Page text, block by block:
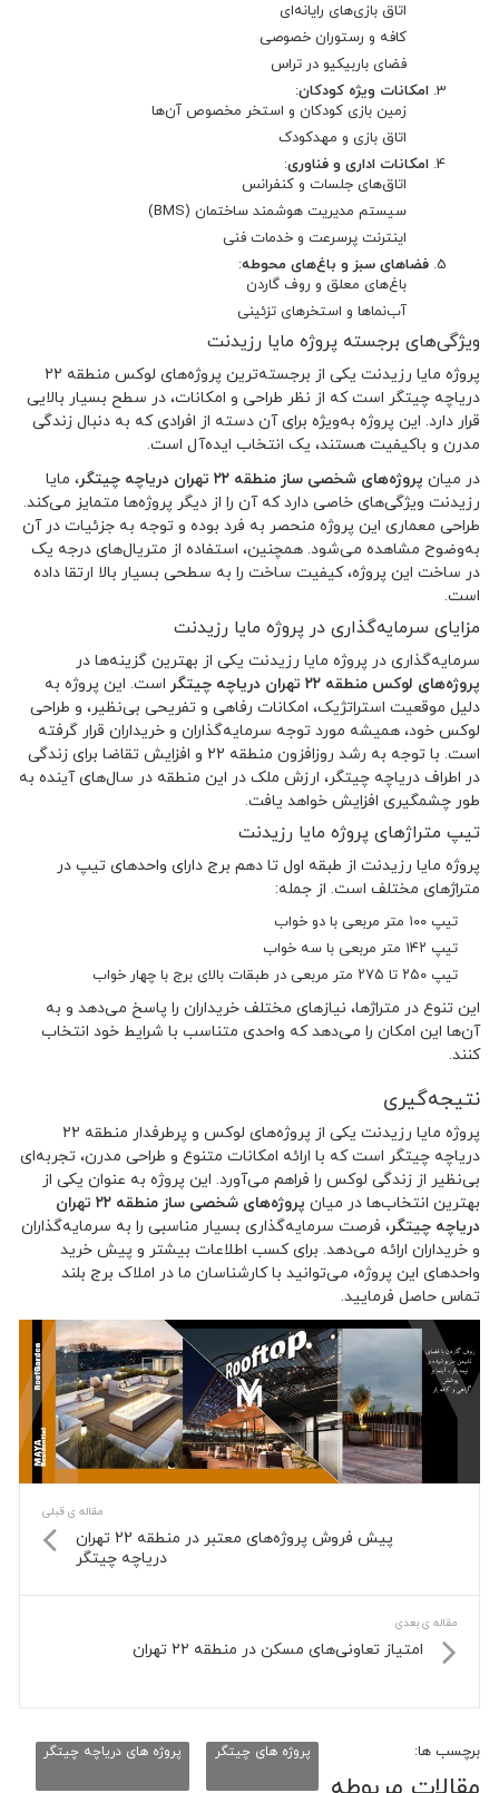
اتاق بازی‌های رایانه‌ای
کافه و رستوران خصوصی
فضای باربیکیو در تراس
امکانات ویژه کودکان:
زمین بازی کودکان و استخر مخصوص آن‌ها
اتاق بازی و مهدکودک
امکانات اداری و فناوری:
اتاق‌های جلسات و کنفرانس
سیستم مدیریت هوشمند ساختمان (BMS)
اینترنت پرسرعت و خدمات فنی
فضاهای سبز و باغ‌های محوطه:
باغ‌های معلق و روف گاردن
آب‌نماها و استخرهای تزئینی
ویژگی‌های برجسته پروژه مایا رزیدنت
پروژه مایا رزیدنت یکی از برجسته‌ترین پروژه‌های لوکس منطقه ۲۲
دریاچه چیتگر است که از نظر طراحی و امکانات، در سطح بسیار بالایی
قرار دارد. این پروژه به‌ویژه برای آن دسته از افرادی که به دنبال زندگی
مدرن و باکیفیت هستند، یک انتخاب ایده‌آل است.
در میانپروژه‌های شخصی ساز منطقه ۲۲ تهران دریاچه چیتگر
، مایا
رزیدنت ویژگی‌های خاصی دارد که آن را از دیگر پروژه‌ها متمایز می‌کند.
طراحی معماری این پروژه منحصر به فرد بوده و توجه به جزئیات در آن
به‌وضوح مشاهده می‌شود. همچنین، استفاده از متریال‌های درجه یک
در ساخت این پروژه، کیفیت ساخت را به سطحی بسیار بالا ارتقا داده
است.
مزایای سرمایه‌گذاری در پروژه مایا رزیدنت
سرمایه‌گذاری در پروژه مایا رزیدنت یکی از بهترین گزینه‌ها در
پروژه‌های لوکس منطقه ۲۲ تهران دریاچه چیتگر
است. این پروژه به
دلیل موقعیت استراتژیک، امکانات رفاهی و تفریحی بی‌نظیر، و طراحی
لوکس خود، همیشه مورد توجه سرمایه‌گذاران و خریداران قرار گرفته
است. با توجه به رشد روزافزون منطقه ۲۲ و افزایش تقاضا برای زندگی
در اطراف دریاچه چیتگر، ارزش ملک در این منطقه در سال‌های آینده به
طور چشمگیری افزایش خواهد یافت.
تیپ متراژهای پروژه مایا رزیدنت
پروژه مایا رزیدنت از طبقه اول تا دهم برج دارای واحدهای تیپ در
متراژهای مختلف است. از جمله:
تیپ ۱۰۰ متر مربعی با دو خواب
تیپ ۱۴۲ متر مربعی با سه خواب
تیپ ۲۵۰ تا ۲۷۵ متر مربعی در طبقات بالای برج با چهار خواب
این تنوع در متراژها، نیازهای مختلف خریداران را پاسخ می‌دهد و به
آن‌ها این امکان را می‌دهد که واحدی متناسب با شرایط خود انتخاب
کنند.
نتیجه‌گیری
پروژه مایا رزیدنت یکی از پروژه‌های لوکس و پرطرفدار منطقه ۲۲
دریاچه چیتگر است که با ارائه امکانات متنوع و طراحی مدرن، تجربه‌ای
بی‌نظیر از زندگی لوکس را فراهم می‌آورد. این پروژه به عنوان یکی از
بهترین انتخاب‌ها در میان
پروژه‌های شخصی ساز منطقه ۲۲ تهران
دریاچه چیتگر، فرصت سرمایه‌گذاری بسیار مناسبی را به سرمایه‌گذاران
و خریداران ارائه می‌دهد. برای کسب اطلاعات بیشتر و پیش خرید
واحدهای این پروژه، می‌توانید با کارشناسان ما در املاک برج بلند
تماس حاصل فرمایید.
مقاله ی قبلی
پیش فروش پروژه‌های معتبر در منطقه 22 تهران
دریاچه چیتگر
مقاله ی بعدی
امتیاز تعاونی‌های مسکن در منطقه ۲۲ تهران
برچسب ها: پروژه های دریاچه چیتگر پروژه های چیتگر